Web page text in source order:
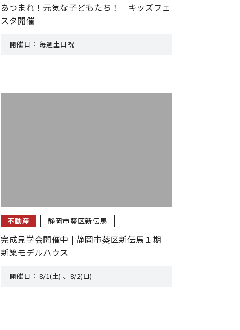
あつまれ！元気な子どもたち！｜キッズフェ
スタ開催
開催日： 毎週土日祝
不動産 静岡市葵区新伝馬
完成見学会開催中 | 静岡市葵区新伝馬１期
新築モデルハウス
開催日： 8/1(土) 、8/2(日)